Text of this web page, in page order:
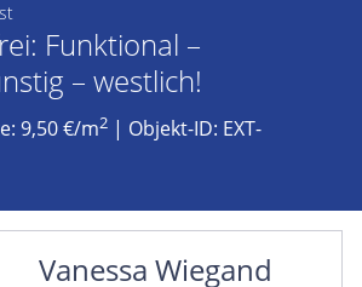
Funktional –
– westlich!
9,50 €/m2 | Objekt-ID: EXT-
Vanessa Wiegand